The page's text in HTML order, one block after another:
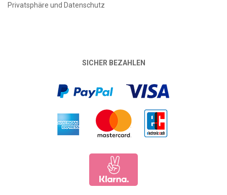
Privatsphäre und Datenschutz
SICHER BEZAHLEN